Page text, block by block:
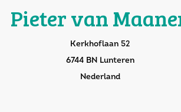
Pieter van
Kerkhoflaan 52
6744 BN Lunteren
Nederland